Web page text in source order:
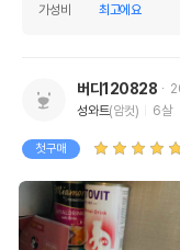
가성비
최고에요
버디120828
성와트(암컷) 6살
첫구매